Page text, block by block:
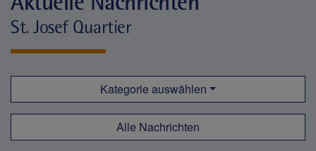
St. Josef Quartier
Kategorie auswählen
Alle Nachrichten